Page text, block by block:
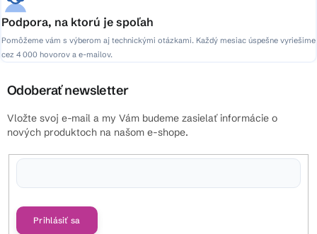
Podpora, na ktorú je spoľah
Pomôžeme vám s výberom aj technickými otázkami. Každý mesiac úspešne vyriešime
cez 4 000 hovorov a e-mailov.
Odoberať newsletter
Vložte svoj e-mail a my Vám budeme zasielať informácie o
nových produktoch na našom e-shope.
Prihlásiť sa